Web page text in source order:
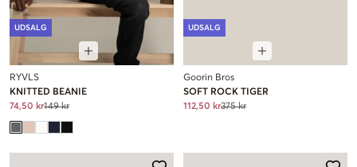
UDSALG
RYVLS
KNITTED BEANIE
74,50 kr149 kr
UDSALG
Goorin Bros
SOFT ROCK TIGER
112,50 kr375 kr